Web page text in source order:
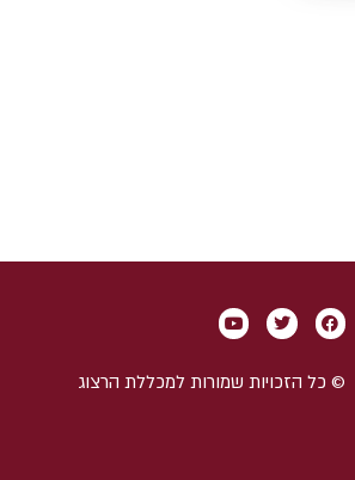
© כל הזכויות שמורות למכללת הרצוג